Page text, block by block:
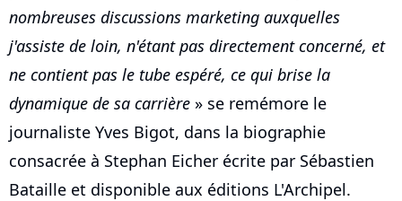
nombreuses discussions marketing auxquelles
j'assiste de loin, n'étant pas directement concerné, et
ne contient pas le tube espéré, ce qui brise la
dynamique de sa carrière » se remémore le
journaliste Yves Bigot, dans la biographie
consacrée à Stephan Eicher écrite par Sébastien
Bataille et disponible aux éditions L'Archipel.